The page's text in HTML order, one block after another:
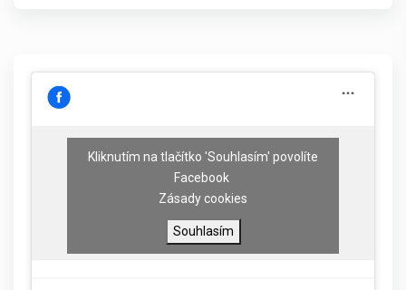
Kliknutím na tlačítko 'Souhlasím' povolíte
Facebook
Zásady cookies
Souhlasím